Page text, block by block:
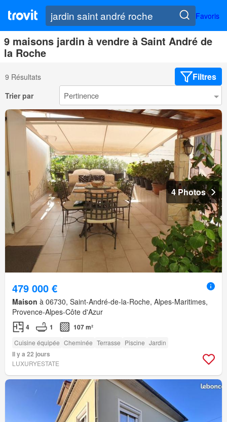
Favoris
9 maisons jardin à vendre à Saint André de
la Roche
9 Résultats Filtres
Trier par
4 Photos
479 000 €
Maison à 06730, Saint-André-de-la-Roche, Alpes-Maritimes,
Provence-Alpes-Côte d'Azur
4 1 107 m²
Cuisine équipée Cheminée Terrasse Piscine Jardin
Il y a 22 jours
LUXURYESTATE